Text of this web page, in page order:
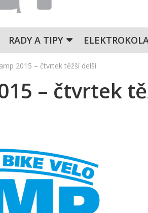
RADY A TIPY
2015 – čtvrtek těžší delší
– čtvrtek